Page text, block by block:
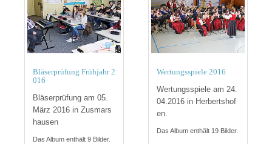
Bläserprüfung Frühjahr 2
016
Bläserprüfung am 05.
März 2016 in Zusmars
hausen
Das Album enthält 9 Bilder.
Wertungsspiele 2016
Wertungsspiele am 24.
04.2016 in Herbertshof
en.
Das Album enthält 19 Bilder.